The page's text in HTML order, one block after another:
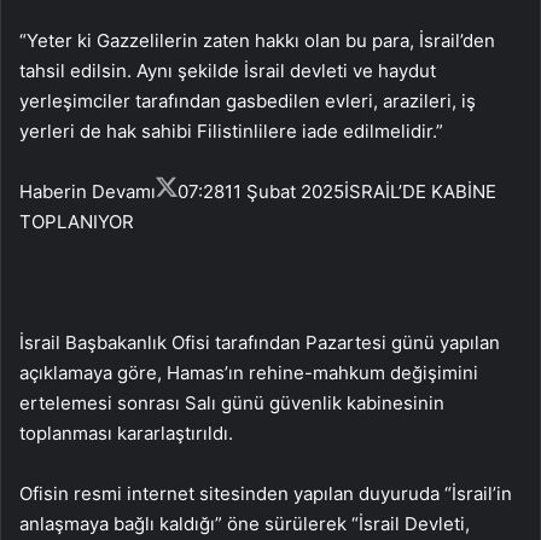
“Yeter ki Gazzelilerin zaten hakkı olan bu para, İsrail’den
tahsil edilsin. Aynı şekilde İsrail devleti ve haydut
yerleşimciler tarafından gasbedilen evleri, arazileri, iş
yerleri de hak sahibi Filistinlilere iade edilmelidir.”
Haberin Devamı 07:2811 Şubat 2025İSRAİL’DE KABİNE
TOPLANIYOR
İsrail Başbakanlık Ofisi tarafından Pazartesi günü yapılan
açıklamaya göre, Hamas’ın rehine-mahkum değişimini
ertelemesi sonrası Salı günü güvenlik kabinesinin
toplanması kararlaştırıldı.
Ofisin resmi internet sitesinden yapılan duyuruda “İsrail’in
anlaşmaya bağlı kaldığı” öne sürülerek “İsrail Devleti,